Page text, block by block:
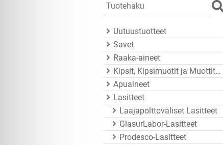
Uutuustuotteet
Savet
Raaka-aineet
Kipsit, Kipsimuotit ja Muottitarvikkeet
Apuaineet
Lasitteet
Laajapolttoväliset Lasitteet
GlasurLabor-Lasitteet
Prodesco-Lasitteet